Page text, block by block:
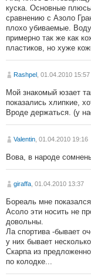
куска. Основные
сравнению с Азоло
плохо убиваемые.
примерно так же как
пластиков, но хуже
Rashpel , 01.04.2010 15:57
Мой знакомый юзает
показались хлипкие,
Вроде держаться. (у
Valentin, 01.04.2010 19:16
Вова, в народе
giraffa, 01.04.2010 13:37
Бореаль мне
Асоло эти носить не
довольны.
Ла спортива -бывает
у них бывает
Скарпа из
по колодке...